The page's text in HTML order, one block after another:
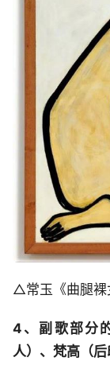
△常玉《曲腿裸
4、副歌部分
人）、梵高（后